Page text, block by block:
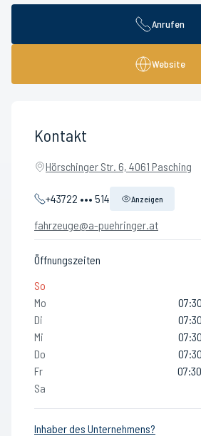
Anrufen
Website
Kontakt
Hörschinger Str. 6, 4061 Pasching
+43722 ••• 514 Anzeigen
fahrzeuge@a-puehringer.at
Öffnungszeiten
So
Mo
Di
Mi
Do
Fr
Sa
Inhaber des Unternehmens?